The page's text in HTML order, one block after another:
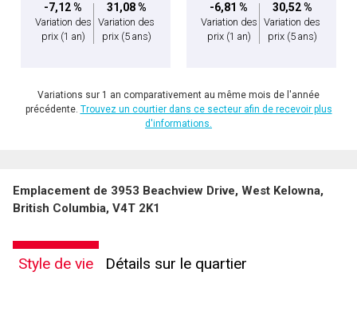
-7,12 %
Variation des
prix (1 an)
31,08 %
Variation des
prix (5 ans)
-6,81 %
Variation des
prix (1 an)
30,52 %
Variation des
prix (5 ans)
Variations sur 1 an comparativement au même mois de l'année
précédente. Trouvez un courtier dans ce secteur afin de recevoir plus
d'informations.
Emplacement de 3953 Beachview Drive, West Kelowna,
British Columbia, V4T 2K1
Style de vie Détails sur le quartier